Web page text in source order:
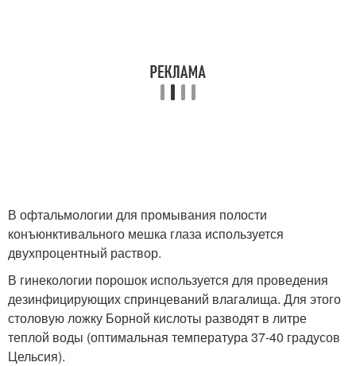
В офтальмологии для промывания полости
конъюнктивального мешка глаза используется
двухпроцентный раствор.
В гинекологии порошок используется для проведения
дезинфицирующих спринцеваний влагалища. Для этого
столовую ложку Борной кислоты разводят в литре
теплой воды (оптимальная температура 37-40 градусов
Цельсия).